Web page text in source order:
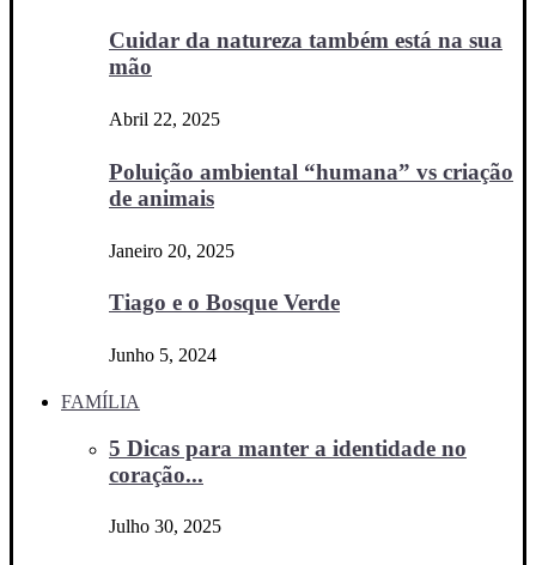
Cuidar da natureza também está na sua
mão
Abril 22, 2025
Poluição ambiental “humana” vs criação
de animais
Janeiro 20, 2025
Tiago e o Bosque Verde
Junho 5, 2024
FAMÍLIA
5 Dicas para manter a identidade no
coração...
Julho 30, 2025